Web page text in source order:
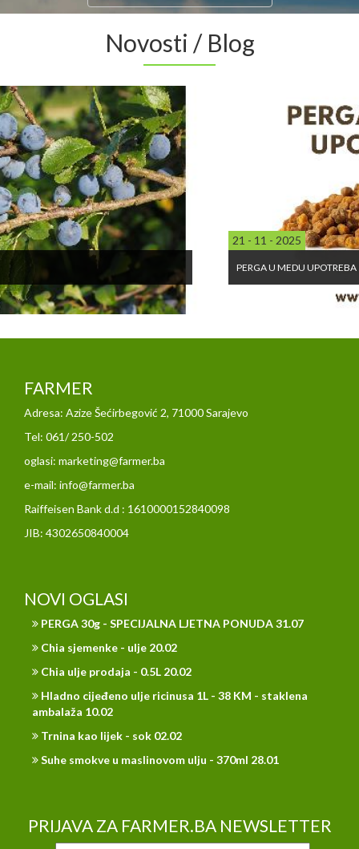
Novosti / Blog
21 - 11 - 2025
PERGA U MEDU UPOTREBA
FARMER
Adresa: Azize Šećirbegović 2, 71000 Sarajevo
Tel: 061/ 250-502
oglasi: marketing@farmer.ba
e-mail: info@farmer.ba
Raiffeisen Bank d.d : 1610000152840098
JIB: 4302650840004
NOVI OGLASI
PERGA 30g - SPECIJALNA LJETNA PONUDA 31.07
Chia sjemenke - ulje 20.02
Chia ulje prodaja - 0.5L 20.02
Hladno cijeđeno ulje ricinusa 1L - 38 KM - staklena
ambalaža 10.02
Trnina kao lijek - sok 02.02
Suhe smokve u maslinovom ulju - 370ml 28.01
PRIJAVA ZA FARMER.BA NEWSLETTER